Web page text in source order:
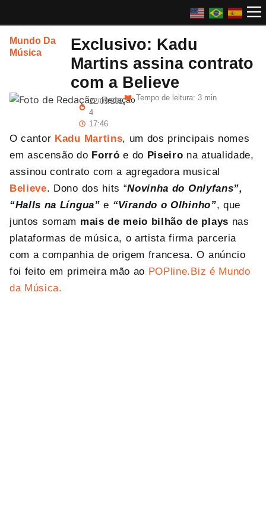
Mundo Da
Música
Exclusivo: Kadu
Martins assina contrato
com a Believe
Redação
22/03/202
4
17:46
Tempo de leitura: 3 min
O cantor Kadu Martins, um dos principais nomes
em ascensão do Forró e do Piseiro na atualidade,
assinou contrato com a agregadora musical
Believe. Dono dos hits “Novinha do Onlyfans”,
“Halls na Língua”e “Virando o Olhinho”, que
juntos somam mais de meio bilhão de plays nas
plataformas de música, o artista firma parceria
com a companhia de origem francesa. O anúncio
foi feito em primeira mão ao POPline.Biz é Mundo
da Música.